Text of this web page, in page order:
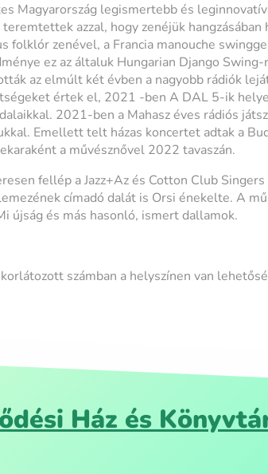
Magyarország legismertebb és
azzal, hogy zenéjük hangzásában
folklór zenével, a Francia manouche
ez az általuk Hungarian Django
az elmúlt két évben a nagyobb rádiók
értek el, 2021 -ben A DAL 5-ik
2021-ben a Mahasz éves rádiós
Emellett telt házas koncertet adtak a
a művésznővel 2022 tavaszán.
fellép a Jazz+Az és Cotton Club
címadó dalát is Orsi énekelte. A
újság és más hasonló, ismert dallamok.
számban a helyszínen van
Ház és